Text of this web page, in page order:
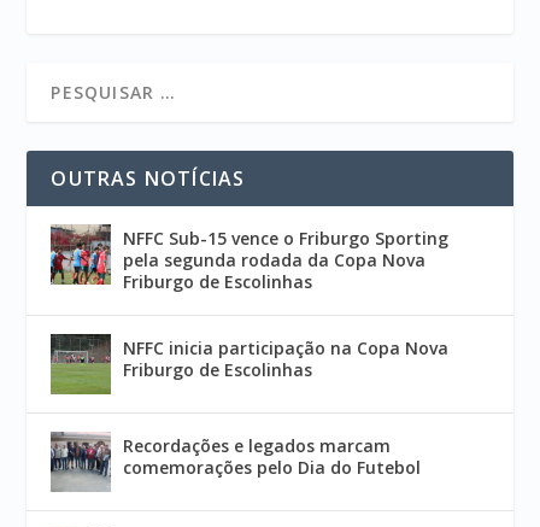
OUTRAS NOTÍCIAS
NFFC Sub-15 vence o Friburgo Sporting
pela segunda rodada da Copa Nova
Friburgo de Escolinhas
NFFC inicia participação na Copa Nova
Friburgo de Escolinhas
Recordações e legados marcam
comemorações pelo Dia do Futebol